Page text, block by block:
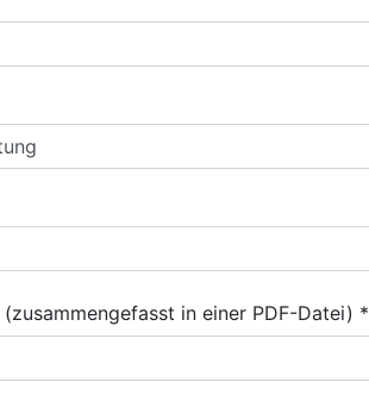
in einer PDF-Datei) *